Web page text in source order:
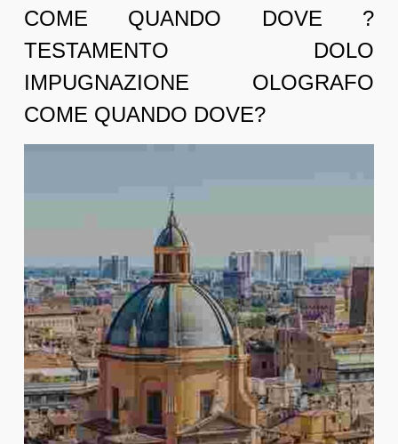
COME QUANDO DOVE ?
TESTAMENTO DOLO
IMPUGNAZIONE OLOGRAFO
COME QUANDO DOVE?